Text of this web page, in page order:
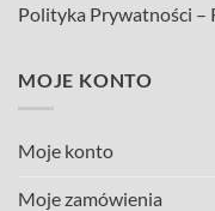
Polityka Prywatności –
MOJE KONTO
Moje konto
Moje zamówienia